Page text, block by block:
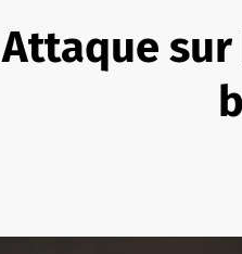
Attaque sur